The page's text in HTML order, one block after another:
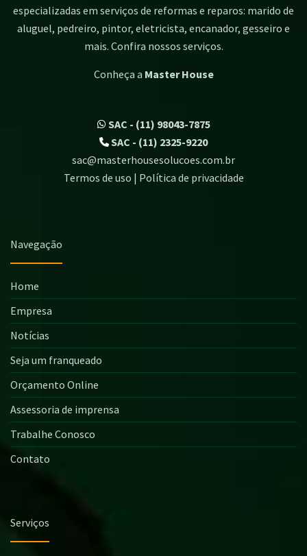
especializadas em serviços de reformas e reparos: marido de
aluguel, pedreiro, pintor, eletricista, encanador, gesseiro e
mais. Confira nossos serviços.
Conheça a Master House
SAC - (11) 98043-7875
SAC - (11) 2325-9220
sac@masterhousesolucoes.com.br
Termos de uso | Política de privacidade
Navegação
Home
Empresa
Notícias
Seja um franqueado
Orçamento Online
Assessoria de imprensa
Trabalhe Conosco
Contato
Serviços